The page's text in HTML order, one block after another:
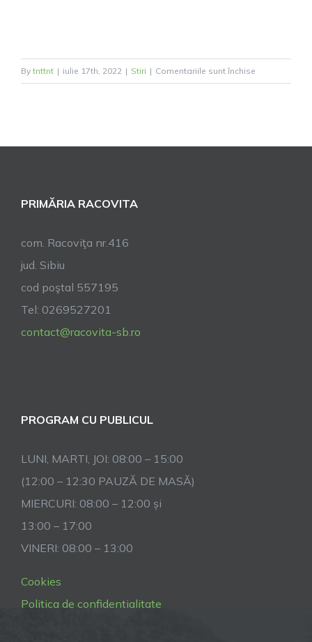
By tnttnt | iulie 17th, 2022 | Stiri | Comentariile sunt închise
Tradiția
PRIMĂRIA RACOVITA
com. Racoviţa nr.416
jud. Sibiu
cod poştal 557195
Tel: 0269527201
contact@racovita-sb.ro
PROGRAM CU PUBLICUL
LUNI, MARTI, JOI: 08:00 – 15:00
(12:00 – 12:30 PAUZĂ DE MASĂ)
MIERCURI: 08:00 – 12:00 și
13:00 – 17:00
VINERI: 08:00 – 13:00
Cookies
Politica de confidentialitate